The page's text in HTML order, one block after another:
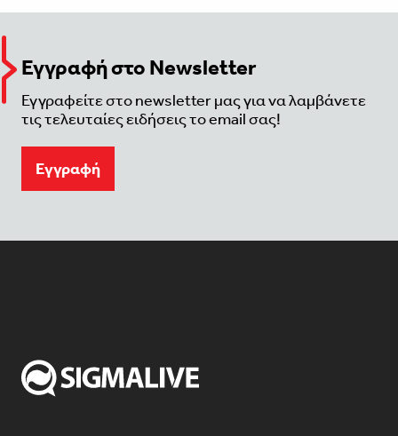
Εγγραφή στο Newsletter
Εγγραφείτε στο newsletter μας για να λαμβάνετε
τις τελευταίες ειδήσεις το email σας!
Eγγραφή